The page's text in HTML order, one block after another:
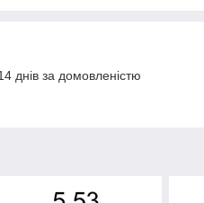
днів за домовленістю